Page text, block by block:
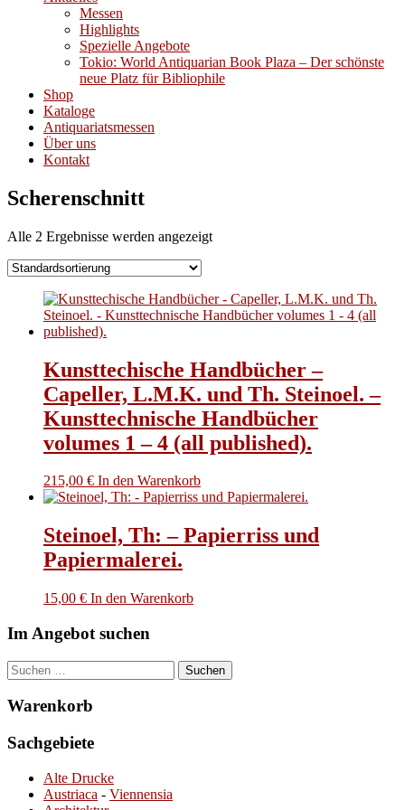
Messen
Highlights
Spezielle Angebote
Tokio: World Antiquarian Book Plaza – Der schönste
neue Platz für Bibliophile
Shop
Kataloge
Antiquariatsmessen
Über uns
Kontakt
Scherenschnitt
Alle 2 Ergebnisse werden angezeigt
Kunsttechische Handbücher –
Capeller, L.M.K. und Th. Steinoel. –
Kunsttechnische Handbücher
volumes 1 – 4 (all published).
215,00 € In den Warenkorb
Steinoel, Th: – Papierriss und
Papiermalerei.
15,00 € In den Warenkorb
Im Angebot suchen
Suchen
nach:
Warenkorb
Sachgebiete
Alte Drucke
Austriaca - Viennensia